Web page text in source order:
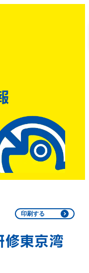
印刷する
修東京湾